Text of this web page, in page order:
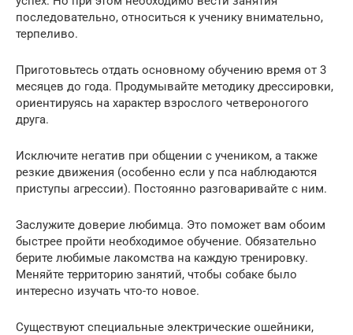
последовательно, относиться к ученику внимательно,
терпеливо.
Приготовьтесь отдать основному обучению время от 3
месяцев до года. Продумывайте методику дрессировки,
ориентируясь на характер взрослого четвероногого
друга.
Исключите негатив при общении с учеником, а также
резкие движения (особенно если у пса наблюдаются
приступы агрессии). Постоянно разговаривайте с ним.
Заслужите доверие любимца. Это поможет вам обоим
быстрее пройти необходимое обучение. Обязательно
берите любимые лакомства на каждую тренировку.
Меняйте территорию занятий, чтобы собаке было
интересно изучать что-то новое.
Существуют специальные электрические ошейники,